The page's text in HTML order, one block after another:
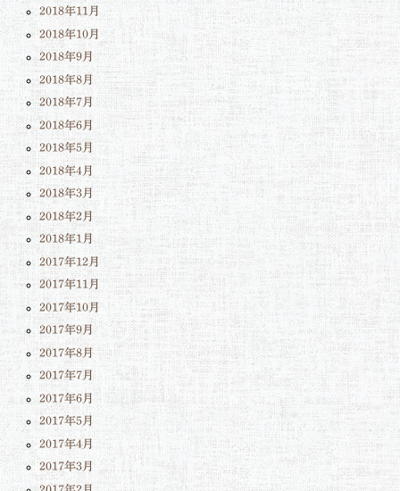
2018年11月
2018年10月
2018年9月
2018年8月
2018年7月
2018年6月
2018年5月
2018年4月
2018年3月
2018年2月
2018年1月
2017年12月
2017年11月
2017年10月
2017年9月
2017年8月
2017年7月
2017年6月
2017年5月
2017年4月
2017年3月